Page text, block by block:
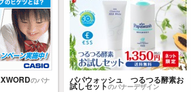
のバナ パパウォッシュ つるつる酵素お
試しセットのバナーデザイン